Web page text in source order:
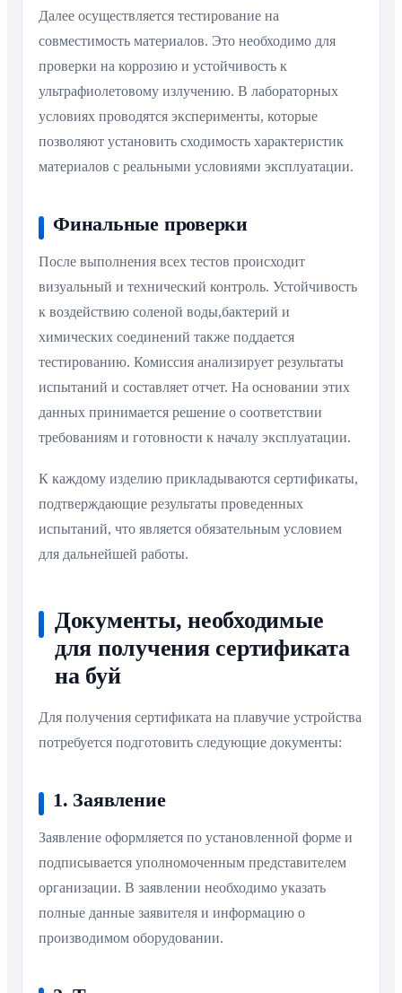
Далее осуществляется тестирование на
совместимость материалов. Это необходимо для
проверки на коррозию и устойчивость к
ультрафиолетовому излучению. В лабораторных
условиях проводятся эксперименты, которые
позволяют установить сходимость характеристик
материалов с реальными условиями эксплуатации.
Финальные проверки
После выполнения всех тестов происходит
визуальный и технический контроль. Устойчивость
к воздействию соленой воды,бактерий и
химических соединений также поддается
тестированию. Комиссия анализирует результаты
испытаний и составляет отчет. На основании этих
данных принимается решение о соответствии
требованиям и готовности к началу эксплуатации.
К каждому изделию прикладываются сертификаты,
подтверждающие результаты проведенных
испытаний, что является обязательным условием
для дальнейшей работы.
Документы, необходимые
для получения сертификата
на буй
Для получения сертификата на плавучие устройства
потребуется подготовить следующие документы:
1. Заявление
Заявление оформляется по установленной форме и
подписывается уполномоченным представителем
организации. В заявлении необходимо указать
полные данные заявителя и информацию о
производимом оборудовании.